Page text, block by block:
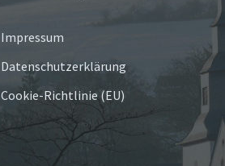
Impressum
Datenschutzerklärung
Cookie-Richtlinie (EU)